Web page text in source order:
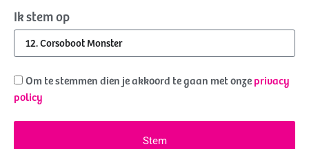
Ik stem op
Om te stemmen dien je akkoord te gaan met onze privacy
policy
Stem